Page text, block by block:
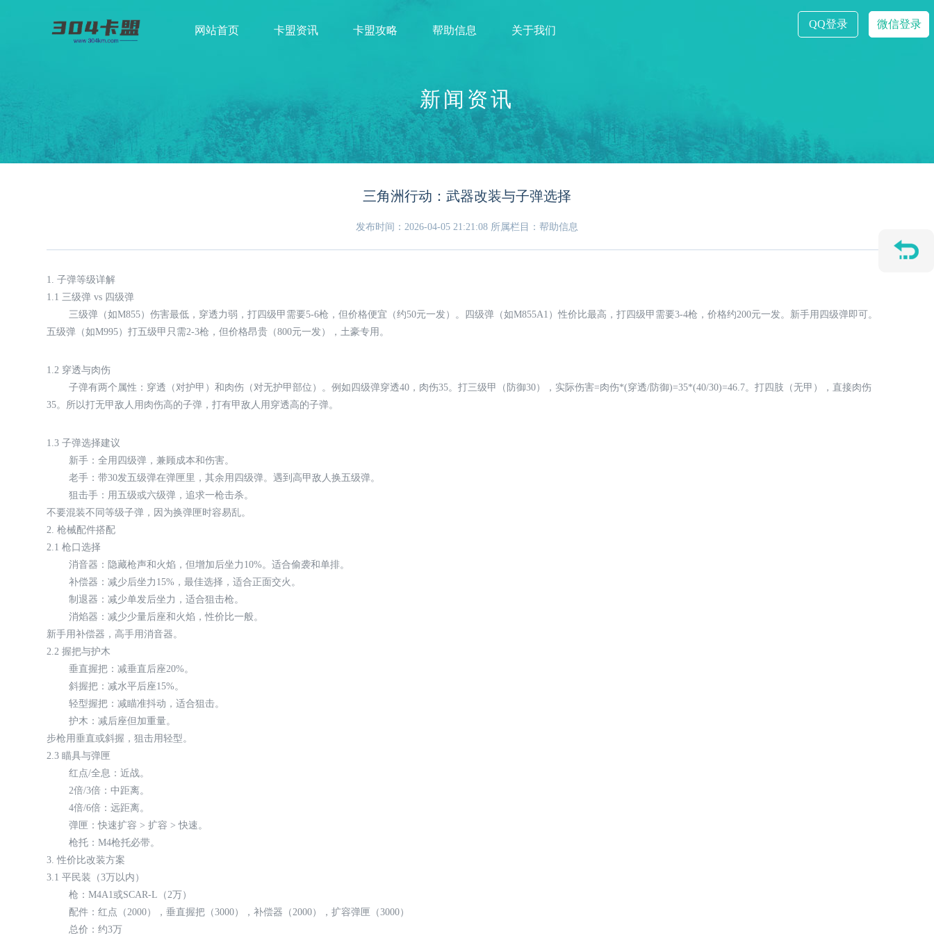
网站首页 卡盟资讯 卡盟攻略 帮助信息 关于我们
QQ登录 微信登录
新闻资讯
三角洲行动：武器改装与子弹选择
发布时间：2026-04-05 21:21:08 所属栏目：帮助信息
1. 子弹等级详解
1.1 三级弹 vs 四级弹
三级弹（如M855）伤害最低，穿透力弱，打四级甲需要5-6枪，但价格便宜（约50元一发）。四级弹（如M855A1）性价比最高，打四级甲需要3-4枪，价格约200元一发。新手用四级弹即可。
五级弹（如M995）打五级甲只需2-3枪，但价格昂贵（800元一发），土豪专用。
1.2 穿透与肉伤
子弹有两个属性：穿透（对护甲）和肉伤（对无护甲部位）。例如四级弹穿透40，肉伤35。打三级甲（防御30），实际伤害=肉伤*(穿透/防御)=35*(40/30)=46.7。打四肢（无甲），直接肉伤
35。所以打无甲敌人用肉伤高的子弹，打有甲敌人用穿透高的子弹。
1.3 子弹选择建议
新手：全用四级弹，兼顾成本和伤害。
老手：带30发五级弹在弹匣里，其余用四级弹。遇到高甲敌人换五级弹。
狙击手：用五级或六级弹，追求一枪击杀。
不要混装不同等级子弹，因为换弹匣时容易乱。
2. 枪械配件搭配
2.1 枪口选择
消音器：隐藏枪声和火焰，但增加后坐力10%。适合偷袭和单排。
补偿器：减少后坐力15%，最佳选择，适合正面交火。
制退器：减少单发后坐力，适合狙击枪。
消焰器：减少少量后座和火焰，性价比一般。
新手用补偿器，高手用消音器。
2.2 握把与护木
垂直握把：减垂直后座20%。
斜握把：减水平后座15%。
轻型握把：减瞄准抖动，适合狙击。
护木：减后座但加重量。
步枪用垂直或斜握，狙击用轻型。
2.3 瞄具与弹匣
红点/全息：近战。
2倍/3倍：中距离。
4倍/6倍：远距离。
弹匣：快速扩容 > 扩容 > 快速。
枪托：M4枪托必带。
3. 性价比改装方案
3.1 平民装（3万以内）
枪：M4A1或SCAR-L（2万）
配件：红点（2000），垂直握把（3000），补偿器（2000），扩容弹匣（3000）
总价：约3万